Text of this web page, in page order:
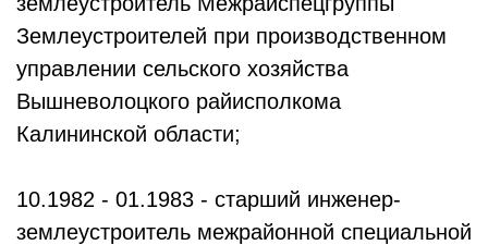
Землеустроителей при производственном
управлении сельского хозяйства
Вышневолоцкого райисполкома
Калининской области;
10.1982 - 01.1983 - старший инженер-
землеустроитель межрайонной специальной